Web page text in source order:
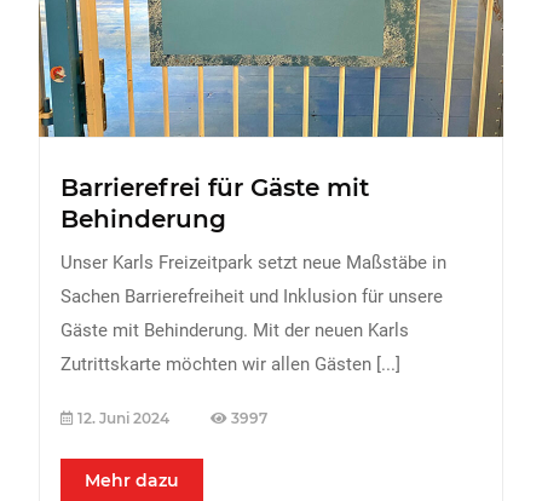
Barrierefrei für Gäste mit
Behinderung
Unser Karls Freizeitpark setzt neue Maßstäbe in
Sachen Barrierefreiheit und Inklusion für unsere
Gäste mit Behinderung. Mit der neuen Karls
Zutrittskarte möchten wir allen Gästen [...]
12. Juni 2024 3997
Mehr dazu